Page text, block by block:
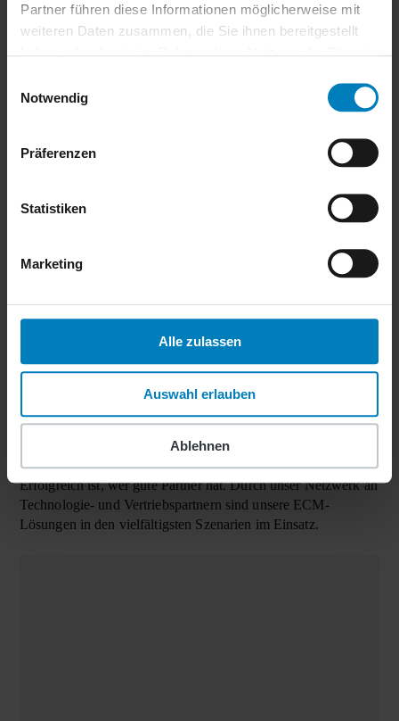
Partner führen diese Informationen möglicherweise mit
weiteren Daten zusammen, die Sie ihnen bereitgestellt
Notwendig
Präferenzen
Statistiken
Marketing
Alle zulassen
Auswahl erlauben
Ablehnen
Erfolgreich ist, wer gute Partner hat. Durch unser Netz­werk an
Tech­no­logie- und Ver­triebs­partnern sind unsere ECM-
Lösungen in den viel­fältig­sten Sze­narien im Einsatz.